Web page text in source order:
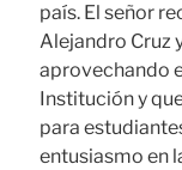
país. El señor
Alejandro Cruz
aprovechando
Institución y
para
entusiasmo en